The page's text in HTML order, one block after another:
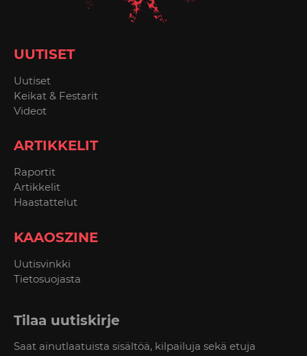
UUTISET
Uutiset
Keikat & Festarit
Videot
ARTIKKELIT
Raportit
Artikkelit
Haastattelut
KAAOSZINE
Uutisvinkki
Tietosuojasta
Tilaa uutiskirje
Saat ainutlaatuista sisältöä, kilpailuja sekä etuja